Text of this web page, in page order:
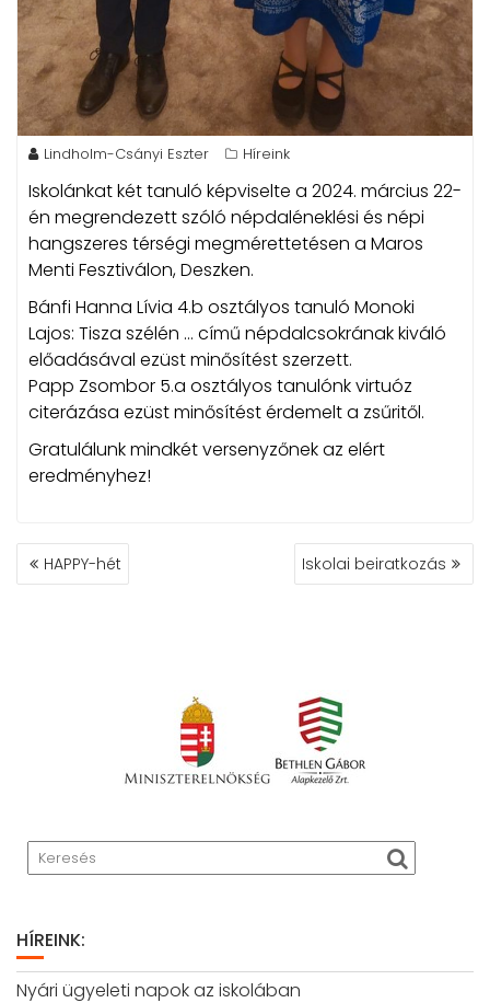
Lindholm-Csányi Eszter Híreink
Iskolánkat két tanuló képviselte a 2024. március 22-
én megrendezett szóló népdaléneklési és népi
hangszeres térségi megmérettetésen a Maros
Menti Fesztiválon, Deszken.
Bánfi Hanna Lívia 4.b osztályos tanuló Monoki
Lajos: Tisza szélén … című népdalcsokrának kiváló
előadásával ezüst minősítést szerzett.
Papp Zsombor 5.a osztályos tanulónk virtuóz
citerázása ezüst minősítést érdemelt a zsűritől.
Gratulálunk mindkét versenyzőnek az elért
eredményhez!
BEJEGYZÉS
NAVIGÁCIÓ
HAPPY-hét Iskolai beiratkozás
HÍREINK:
Nyári ügyeleti napok az iskolában